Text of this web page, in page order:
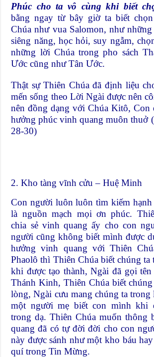
Phúc cho ta vô cùng khi biết
bằng ngay từ bây giờ ta biết
Chúa như vua Salomon, như
siêng năng, học hỏi, suy ngẫm,
những lời Chúa trong pho sách
Ước cũng như Tân Ước.
Thật sự Thiên Chúa đã định liệu
mến sống theo Lời Ngài được nên
nên đồng dạng với Chúa Kitô, Con
hưởng phúc vinh quang muôn thuở
28-30)
2. Kho tàng vĩnh cửu – Huệ Minh
Con người luôn luôn tìm kiếm
là nguồn mạch mọi ơn phúc.
chia sẻ vinh quang ấy cho con
người cũng không biết mình được
hưởng vinh quang với Thiên
Phaolô thì Thiên Chúa biết chúng
khi được tạo thành, Ngài đã gọi
Thánh Kinh, Thiên Chúa biết chúng
lòng, Ngài cưu mang chúng ta
một người mẹ biết con mình khi
trong dạ. Thiên Chúa muốn thông
quang đã có tự đời đời cho con
này được sánh như một kho báu
quí trong Tin Mừng.